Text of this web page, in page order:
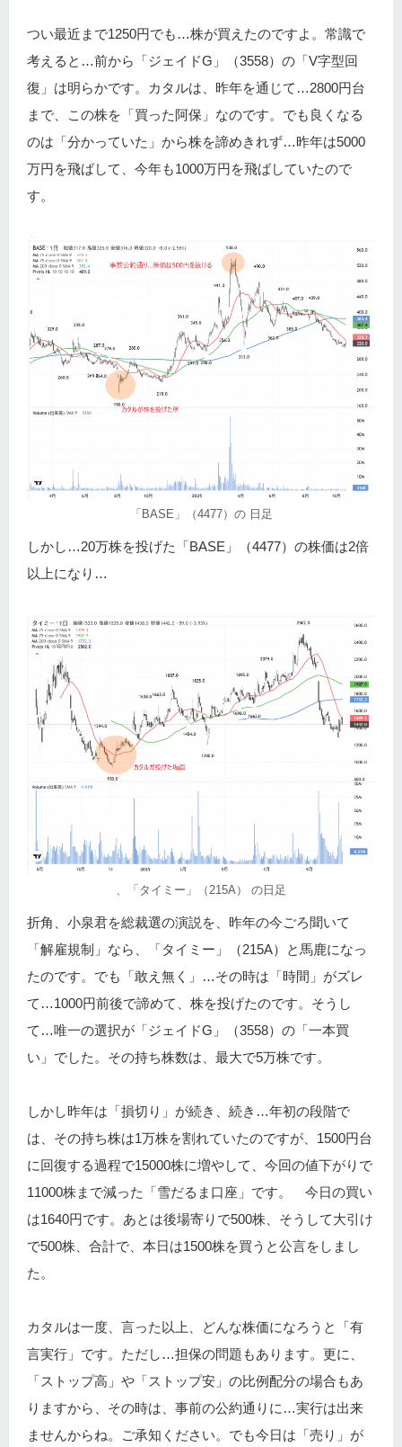
つい最近まで1250円でも…株が買えたのですよ。常識で
考えると…前から「ジェイドG」（3558）の「V字型回
復」は明らかです。カタルは、昨年を通じて…2800円台
まで、この株を「買った阿保」なのです。でも良くなる
のは「分かっていた」から株を諦めきれず…昨年は5000
万円を飛ばして、今年も1000万円を飛ばしていたので
す。
「BASE」（4477）の 日足
しかし…20万株を投げた「BASE」（4477）の株価は2倍
以上になり…
、「タイミー」（215A） の日足
折角、小泉君を総裁選の演説を、昨年の今ごろ聞いて
「解雇規制」なら、「タイミー」（215A）と馬鹿になっ
たのです。でも「敢え無く」…その時は「時間」がズレ
て…1000円前後で諦めて、株を投げたのです。そうし
て…唯一の選択が「ジェイドG」（3558）の「一本買
い」でした。その持ち株数は、最大で5万株です。
しかし昨年は「損切り」が続き、続き…年初の段階で
は、その持ち株は1万株を割れていたのですが、1500円台
に回復する過程で15000株に増やして、今回の値下がりで
11000株まで減った「雪だるま口座」です。 今日の買い
は1640円です。あとは後場寄りで500株、そうして大引け
で500株、合計で、本日は1500株を買うと公言をしまし
た。
カタルは一度、言った以上、どんな株価になろうと「有
言実行」です。ただし…担保の問題もあります。更に、
「ストップ高」や「ストップ安」の比例配分の場合もあ
りますから、その時は、事前の公約通りに…実行は出来
ませんからね。ご承知ください。でも今日は「売り」が